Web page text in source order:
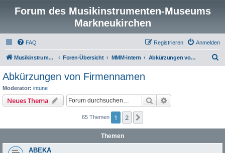
Forum des Musikinstrumenten-Museums
Markneukirchen
FAQ Anmelden
Registrieren
Musikinstrumenten-Museum Foren-Übersicht MMM-intern Abkürzungen von Firmennamen
Abkürzungen von Firmennamen
Moderator: intune
Neues Thema Suche
65 Themen 1 2
Themen
ABEKA